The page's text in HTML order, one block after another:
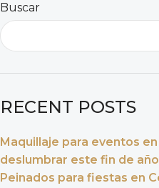
Buscar
RECENT POSTS
Maquillaje para eventos
deslumbrar este fin de año
Peinados para fiestas en